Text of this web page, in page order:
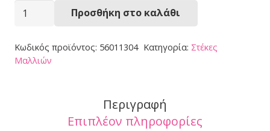
Στέκα
56011304
ποσότητα
Προσθήκη στο καλάθι
Κωδικός προϊόντος: 56011304 Κατηγορία: Στέκες
Μαλλιών
Περιγραφή
Επιπλέον πληροφορίες